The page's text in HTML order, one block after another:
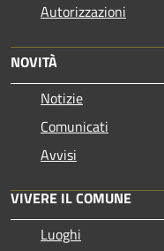
Autorizzazioni
NOVITÀ
Notizie
Comunicati
Avvisi
VIVERE IL COMUNE
Luoghi